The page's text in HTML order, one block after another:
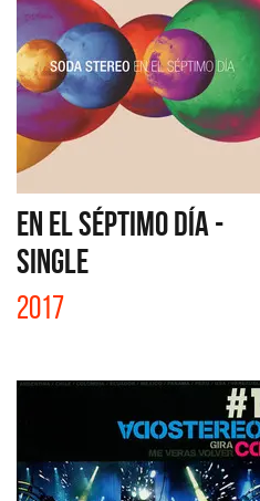
EN EL SÉPTIMO DÍA -
SINGLE
2017